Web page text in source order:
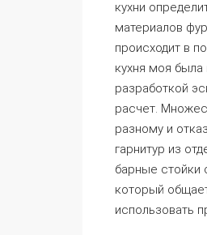
кухни
материалов
происходит в
кухня моя была
разработкой
расчет.
разному и
гарнитур из
барные стойки
который
использовать